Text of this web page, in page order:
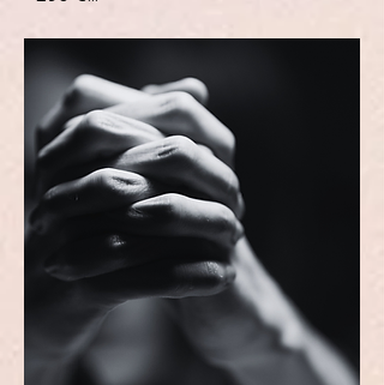
•Les différentes formes de
violences
•Le cycle de la violence
•Les mécanismes d'emprise et
de contrôle coercitif
•Les conséquences psycho
traumatiques
•Les signaux d'alerte
•La posture professionnelle
adaptée